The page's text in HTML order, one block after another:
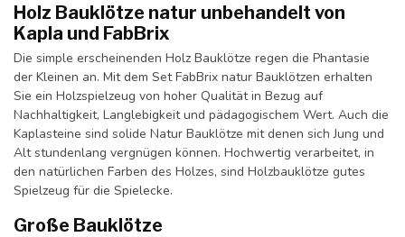
Holz Bauklötze natur unbehandelt von
Kapla und FabBrix
Die simple erscheinenden Holz Bauklötze regen die Phantasie
der Kleinen an. Mit dem Set FabBrix natur Bauklötzen erhalten
Sie ein Holzspielzeug von hoher Qualität in Bezug auf
Nachhaltigkeit, Langlebigkeit und pädagogischem Wert. Auch die
Kaplasteine sind solide Natur Bauklötze mit denen sich Jung und
Alt stundenlang vergnügen können. Hochwertig verarbeitet, in
den natürlichen Farben des Holzes, sind Holzbauklötze gutes
Spielzeug für die Spielecke.
Große Bauklötze